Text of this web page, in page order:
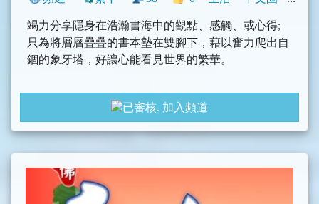
竭力分享隱身在浩瀚書海中的觀點、感觸、或心得;
只為將層層疊疊的書本墊在雙腳下，藉以奮力爬出自
錮的象牙塔，好讓心能看見世界的繁華。
【4.23世界閱讀日】選在今日開通爬出象牙塔頻道，
期許能夠與讀友一起度過更多的閱讀日。
食地接觸各類觀點，期望能抱團逃離那一座禁錮我們
的象牙塔。
加入頻道